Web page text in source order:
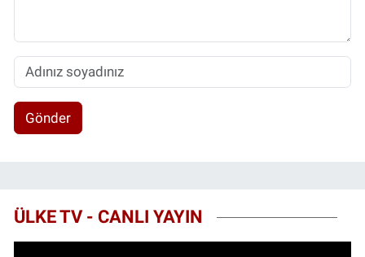
Gönder
ÜLKE TV - CANLI YAYIN